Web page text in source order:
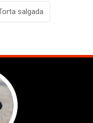
salgada